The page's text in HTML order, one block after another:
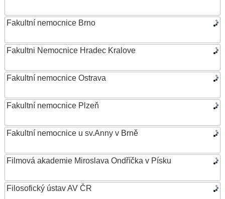
Fakultní nemocnice Brno
Fakultni Nemocnice Hradec Kralove
Fakultní nemocnice Ostrava
Fakultní nemocnice Plzeň
Fakultní nemocnice u sv.Anny v Brně
Filmová akademie Miroslava Ondříčka v Písku
Filosofický ústav AV ČR